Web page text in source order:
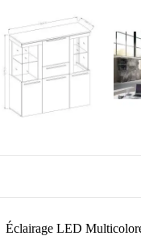
Éclairage LED